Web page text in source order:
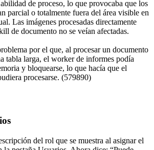
de proceso, lo que provocaba que los
parcial o totalmente fuera del área visible en
Las imágenes procesadas directamente
de documento no se veían afectadas.
por el que, al procesar un documento
tabla larga, el worker de informes podía
y bloquearse, lo que hacía que el
procesarse. (579890)
del rol que se muestra al asignar el